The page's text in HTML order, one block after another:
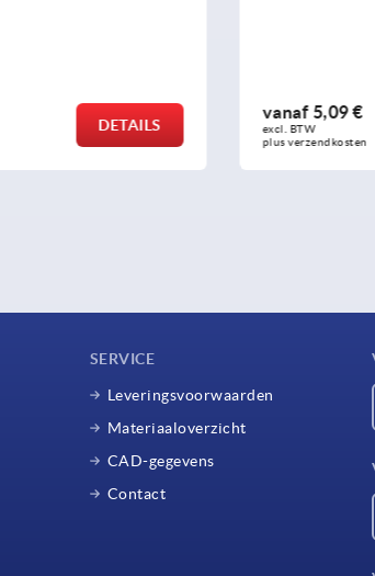
DETAILS
vanaf 5,09 €
excl. BTW
plus verzendkosten
SERVICE
Leveringsvoorwaarden
Materiaaloverzicht
CAD-gegevens
Contact